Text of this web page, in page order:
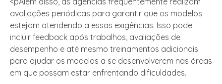
avaliações periódicas para garantir que os modelos
estejam atendendo a essas exigências. Isso pode
incluir feedback após trabalhos, avaliações de
desempenho e até mesmo treinamentos adicionais
para ajudar os modelos a se desenvolverem nas áreas
em que possam estar enfrentando dificuldades.